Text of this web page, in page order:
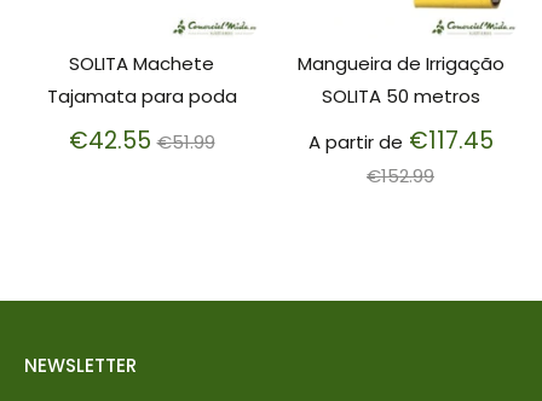
SOLITA Machete
Tajamata para poda
€42.55Preço
€51.99
Mangueira de Irrigação
SOLITA 50 metros
A partir de €117.45
€152.99
NEWSLETTER